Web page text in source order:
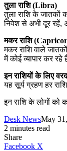
तुला राशि (Libra)
तुला राशि के जातकों
निवेश से अभी दूर रहें,
मकर राशि
मकर राशि वाले
में कोई व्यापार कर
इन राशियों के लिए
यह सूर्य ग्रहण हर
इन राशि के लोगों को
Desk NewsMay
2 minutes read
Share
Facebook X